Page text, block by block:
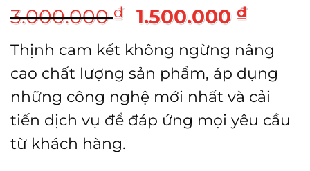
3.000.000₫
Giá
gốc
là:
3.000.000 ₫.
1.500.000 ₫Giá
tại
là:
Thịnh cam kết không ngừng nâng
cao chất lượng sản phẩm, áp dụng
những công nghệ mới nhất và cải
tiến dịch vụ để đáp ứng mọi yêu cầu
từ khách hàng.